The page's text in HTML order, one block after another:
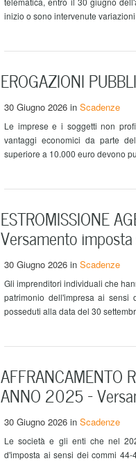
inizio o sono intervenute
EROGAZIONI
30 Giugno 2026 in Scadenze
Le imprese e i soggetti non
vantaggi economici da parte
superiore a 10.000 euro devono
ESTROMISSIONE
Versamento
30 Giugno 2026 in Scadenze
Gli imprenditori individuali che
patrimonio dell'impresa ai sensi
posseduti alla data del 30
AFFRANCAMENTO
ANNO 2025 –
30 Giugno 2026 in Scadenze
Le società e gli enti che nel
d'imposta ai sensi dei commi